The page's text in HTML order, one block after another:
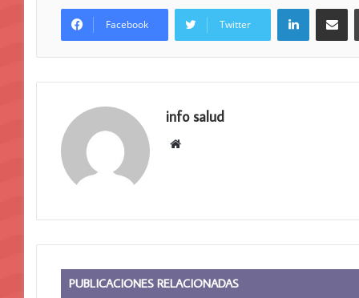
Facebook Twitter
LinkedIn
info salud
Sitio
PUBLICACIONES RELACIONADAS